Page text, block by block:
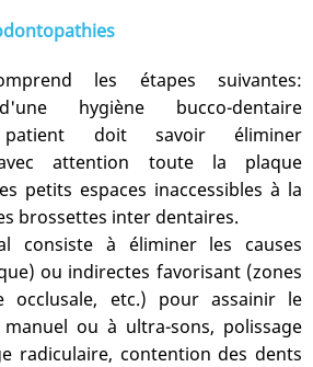
les étapes suivantes:
hygiène bucco-dentaire
doit savoir éliminer
attention toute la plaque
petits espaces inaccessibles à la
brossettes inter dentaires.
consiste à éliminer les causes
ou indirectes favorisant (zones
occlusale, etc.) pour assainir le
ou à ultra-sons, polissage
radiculaire, contention des dents